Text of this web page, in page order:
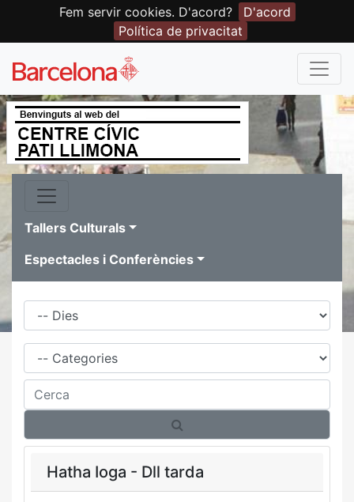
Fem servir cookies. D'acord?
D'acord
Política de privacitat
Tallers Culturals
Espectacles i Conferències
Dies
Família
Cerca
Hatha Ioga - Dll tarda